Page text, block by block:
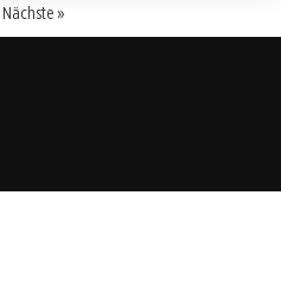
Nächste »